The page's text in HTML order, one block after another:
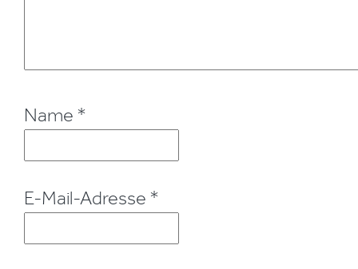
Name *
E-Mail-Adresse *